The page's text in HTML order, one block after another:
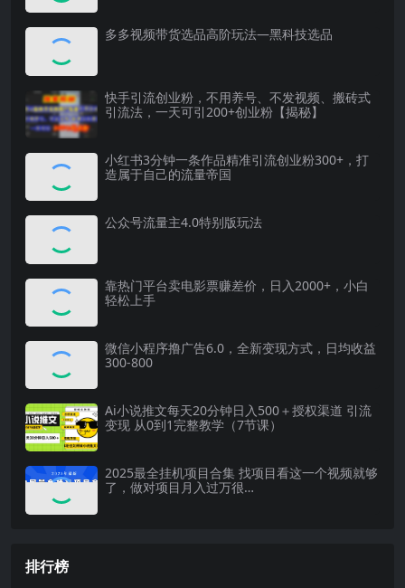
多多视频带货选品高阶玩法—黑科技选品
快手引流创业粉，不用养号、不发视频、搬砖式
引流法，一天可引200+创业粉【揭秘】
小红书3分钟一条作品精准引流创业粉300+，打
造属于自己的流量帝国
公众号流量主4.0特别版玩法
靠热门平台卖电影票赚差价，日入2000+，小白
轻松上手
微信小程序撸广告6.0，全新变现方式，日均收益
300-800
Ai小说推文每天20分钟日入500＋授权渠道 引流
变现 从0到1完整教学（7节课）
2025最全挂机项目合集 找项目看这一个视频就够
了，做对项目月入过万很…
排行榜